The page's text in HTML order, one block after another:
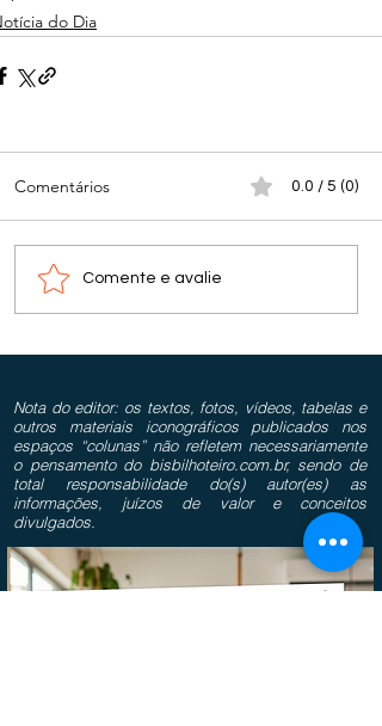
do Dia
Comentários 0.0 / 5 (0)
Comente e avalie
Nota do editor: os textos, fotos, vídeos, tabelas e
outros materiais iconográficos publicados nos
espaços “colunas” não refletem necessariamente
o pensamento do bisbilhoteiro.com.br, sendo de
total responsabilidade do(s) autor(es) as
informações, juízos de valor e conceitos
divulgados.